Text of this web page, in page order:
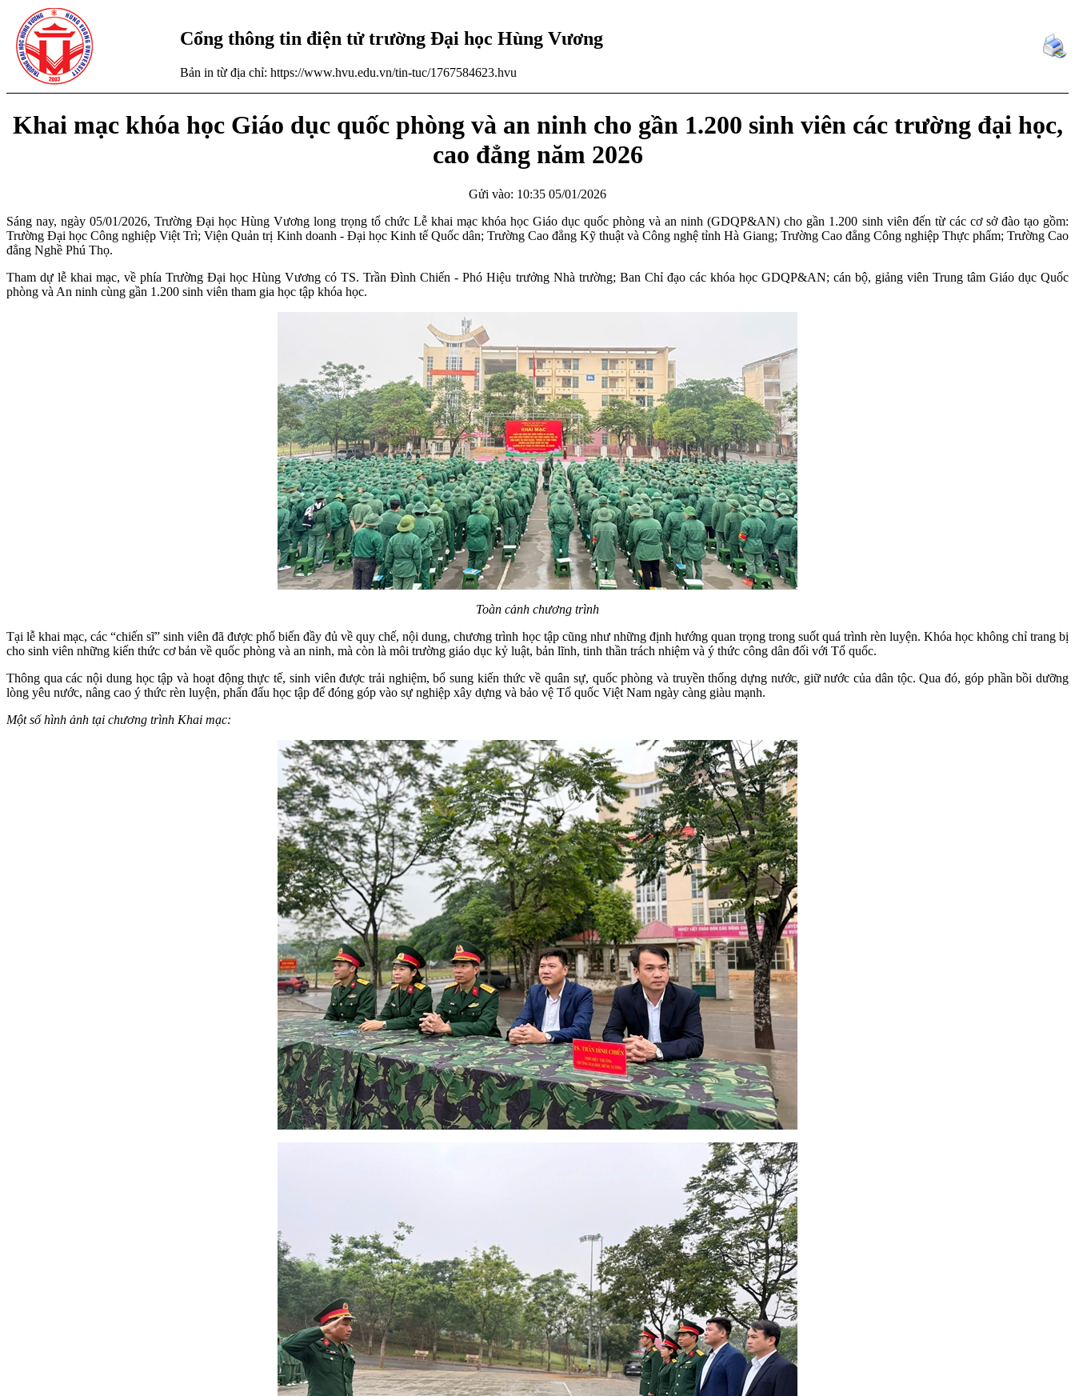
Cổng thông tin điện tử trường Đại học Hùng Vương
Bản in từ địa chỉ: https://www.hvu.edu.vn/tin-tuc/1767584623.hvu
Khai mạc khóa học Giáo dục quốc phòng và an ninh cho gần 1.200 sinh viên các trường đại học,
cao đẳng năm 2026
Gửi vào: 10:35 05/01/2026
Sáng nay, ngày 05/01/2026, Trường Đại học Hùng Vương long trọng tổ chức Lễ khai mạc khóa học Giáo dục quốc phòng và an ninh (GDQP&AN) cho gần 1.200 sinh viên đến từ các cơ sở đào tạo gồm:
Trường Đại học Công nghiệp Việt Trì; Viện Quản trị Kinh doanh - Đại học Kinh tế Quốc dân; Trường Cao đẳng Kỹ thuật và Công nghệ tỉnh Hà Giang; Trường Cao đẳng Công nghiệp Thực phẩm; Trường Cao
đẳng Nghề Phú Thọ.
Tham dự lễ khai mạc, về phía Trường Đại học Hùng Vương có TS. Trần Đình Chiến - Phó Hiệu trưởng Nhà trường; Ban Chỉ đạo các khóa học GDQP&AN; cán bộ, giảng viên Trung tâm Giáo dục Quốc
phòng và An ninh cùng gần 1.200 sinh viên tham gia học tập khóa học.
Toàn cảnh chương trình
Tại lễ khai mạc, các “chiến sĩ” sinh viên đã được phổ biến đầy đủ về quy chế, nội dung, chương trình học tập cũng như những định hướng quan trọng trong suốt quá trình rèn luyện. Khóa học không chỉ trang bị
cho sinh viên những kiến thức cơ bản về quốc phòng và an ninh, mà còn là môi trường giáo dục kỷ luật, bản lĩnh, tinh thần trách nhiệm và ý thức công dân đối với Tổ quốc.
Thông qua các nội dung học tập và hoạt động thực tế, sinh viên được trải nghiệm, bổ sung kiến thức về quân sự, quốc phòng và truyền thống dựng nước, giữ nước của dân tộc. Qua đó, góp phần bồi dưỡng
lòng yêu nước, nâng cao ý thức rèn luyện, phấn đấu học tập để đóng góp vào sự nghiệp xây dựng và bảo vệ Tổ quốc Việt Nam ngày càng giàu mạnh.
Một số hình ảnh tại chương trình Khai mạc: